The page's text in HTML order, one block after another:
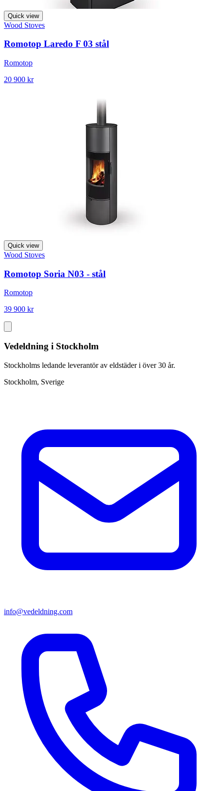
Quick view
Wood Stoves
Romotop Laredo F 03 stål
Romotop
20 900 kr
Quick view
Wood Stoves
Romotop Soria N03 - stål
Romotop
39 900 kr
Vedeldning i Stockholm
Stockholms ledande leverantör av eldstäder i över 30 år.
Stockholm, Sverige
info@vedeldning.com